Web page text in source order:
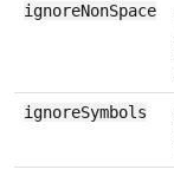
ignoreNonSpace
ignoreSymbols